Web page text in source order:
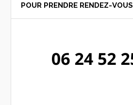
POUR PRENDRE RENDEZ-VOUS